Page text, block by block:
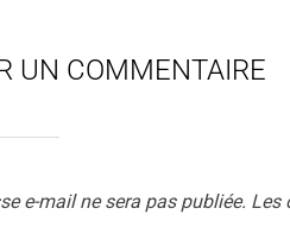
UN COMMENTAIRE
e-mail ne sera pas publiée. Les